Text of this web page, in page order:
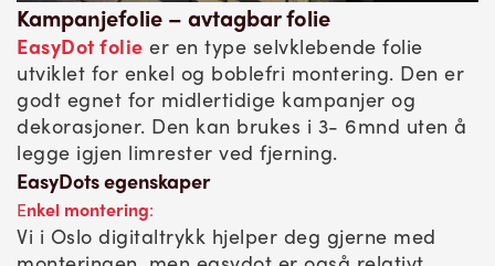
Kampanjefolie – avtagbar folie
EasyDot folie er en type selvklebende folie
utviklet for enkel og boblefri montering. Den er
godt egnet for midlertidige kampanjer og
dekorasjoner. Den kan brukes i 3- 6mnd uten å
legge igjen limrester ved fjerning.
EasyDots egenskaper
Enkel montering:
Vi i Oslo digitaltrykk hjelper deg gjerne med